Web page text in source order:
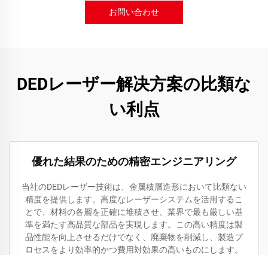
お問い合わせ
DEDレーザー解决方案の比類な
い利点
優れた結果のための精密エンジニアリング
当社のDEDレーザー技術は、金属積層造形において比類ない
精度を提供します。高度なレーザーシステムを活用するこ
とで、材料の各層を正確に堆積させ、業界で最も厳しい基
準を満たす高品質な部品を実現します。この高い精度は製
品性能を向上させるだけでなく、廃棄物を削減し、製造プ
ロセスをより効率的かつ費用対効果の高いものにします。